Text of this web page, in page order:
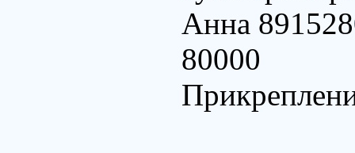
Анна
80000